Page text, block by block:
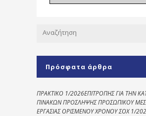
Πρόσφατα άρθρα
ΠΡΑΚΤΙΚΟ 1/2026ΕΠΙΤΡΟΠΗΣ ΓΙΑ ΤΗΝ
ΠΙΝΑΚΩΝ ΠΡΟΣΛΗΨΗΣ ΠΡΟΣΩΠΙΚΟΥ
ΕΡΓΑΣΙΑΣ ΟΡΙΣΜΕΝΟΥ ΧΡΟΝΟΥ ΣΟΧ 1/